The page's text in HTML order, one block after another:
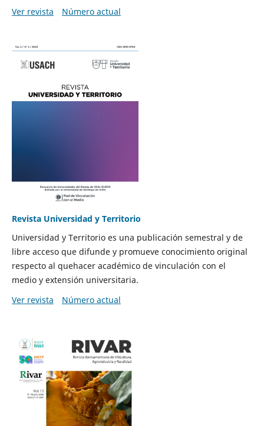
Ver revista
Número actual
Revista Universidad y Territorio
Universidad y Territorio es una publicación semestral y de
libre acceso que difunde y promueve conocimiento original
respecto al quehacer académico de vinculación con el
medio y extensión universitaria.
Ver revista
Número actual